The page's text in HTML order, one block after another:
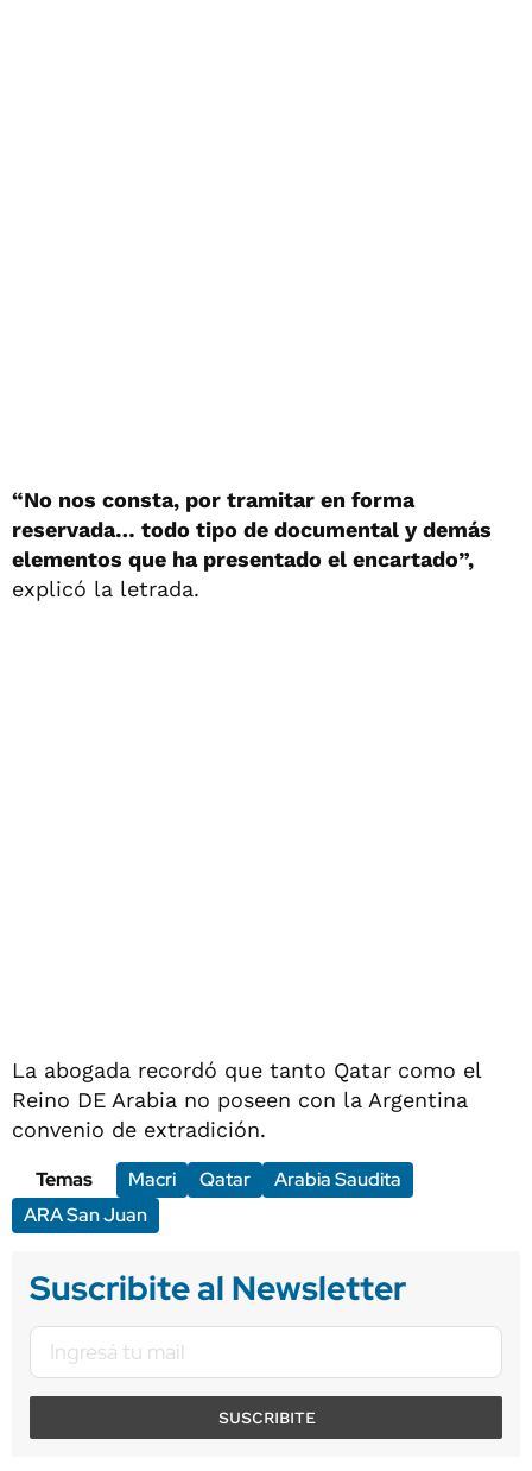
“No nos consta, por tramitar en forma
reservada… todo tipo de documental y demás
elementos que ha presentado el encartado”,
explicó la letrada.
La abogada recordó que tanto Qatar como el
Reino DE Arabia no poseen con la Argentina
convenio de extradición.
Temas
Macri Qatar
Arabia Saudita
ARA San Juan
Suscribite al Newsletter
SUSCRIBITE